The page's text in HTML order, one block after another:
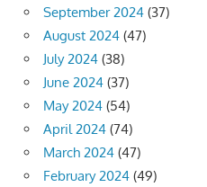
September 2024 (37)
August 2024 (47)
July 2024 (38)
June 2024 (37)
May 2024 (54)
April 2024 (74)
March 2024 (47)
February 2024 (49)